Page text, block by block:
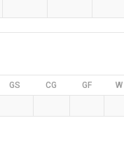
GS CG GF W